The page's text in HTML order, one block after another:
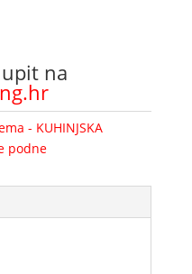
na
- KUHINJSKA
podne